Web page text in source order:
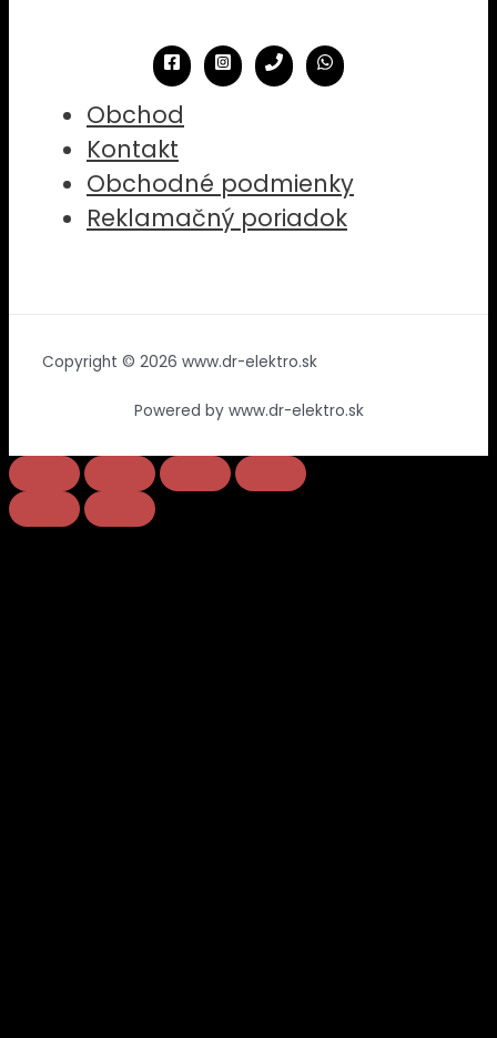
Obchod
Kontakt
Obchodné podmienky
Reklamačný poriadok
Copyright © 2026 www.dr-elektro.sk
Powered by www.dr-elektro.sk